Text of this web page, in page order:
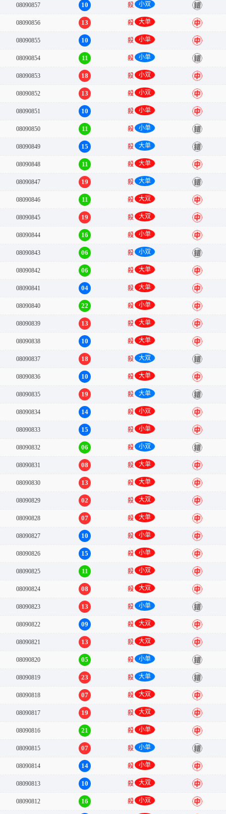
08090857 10 殺 小双 错
08090856 13 殺 大单 中
08090855 10 殺 小单 中
08090854 11 殺 小单 错
08090853 18 殺 小双 中
08090852 13 殺 小双 中
08090851 10 殺 小单 中
08090850 11 殺 小单 错
08090849 15 殺 大单 错
08090848 11 殺 大单 中
08090847 19 殺 大单 错
08090846 11 殺 大双 中
08090845 19 殺 大双 中
08090844 16 殺 小单 中
08090843 06 殺 小双 错
08090842 06 殺 大单 中
08090841 04 殺 大单 中
08090840 22 殺 小单 中
08090839 13 殺 大单 中
08090838 10 殺 大单 中
08090837 18 殺 大双 错
08090836 10 殺 大单 中
08090835 19 殺 大单 错
08090834 14 殺 小双 中
08090833 15 殺 小单 中
08090832 06 殺 小双 错
08090831 08 殺 大单 中
08090830 13 殺 大单 中
08090829 02 殺 大双 中
08090828 07 殺 大单 中
08090827 10 殺 小单 中
08090826 15 殺 小单 中
08090825 11 殺 小双 中
08090824 08 殺 大双 中
08090823 13 殺 小单 错
08090822 09 殺 大双 中
08090821 13 殺 大双 中
08090820 05 殺 小单 错
08090819 23 殺 大单 错
08090818 07 殺 大双 中
08090817 19 殺 大双 中
08090816 21 殺 小单 中
08090815 07 殺 小单 错
08090814 14 殺 小单 中
08090813 10 殺 大双 中
08090812 16 殺 小双 中